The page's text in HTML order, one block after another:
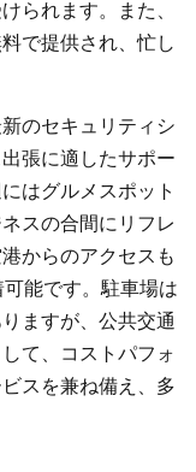
られます。また、
で提供され、忙し
のセキュリティシ
張に適したサポー
はグルメスポット
スの合間にリフレ
からのアクセスも
能です。駐車場は
ますが、公共交通
て、コストパフォ
スを兼ね備え、多